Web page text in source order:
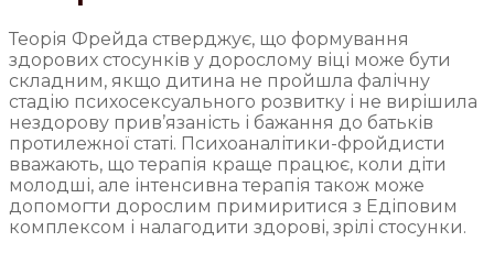
Теорія Фрейда стверджує, що формування
здорових стосунків у дорослому віці може бути
складним, якщо дитина не пройшла фалічну
стадію психосексуального розвитку і не вирішила
нездорову прив’язаність і бажання до батьків
протилежної статі. Психоаналітики-фройдисти
вважають, що терапія краще працює, коли діти
молодші, але інтенсивна терапія також може
допомогти дорослим примиритися з Едіповим
комплексом і налагодити здорові, зрілі стосунки.